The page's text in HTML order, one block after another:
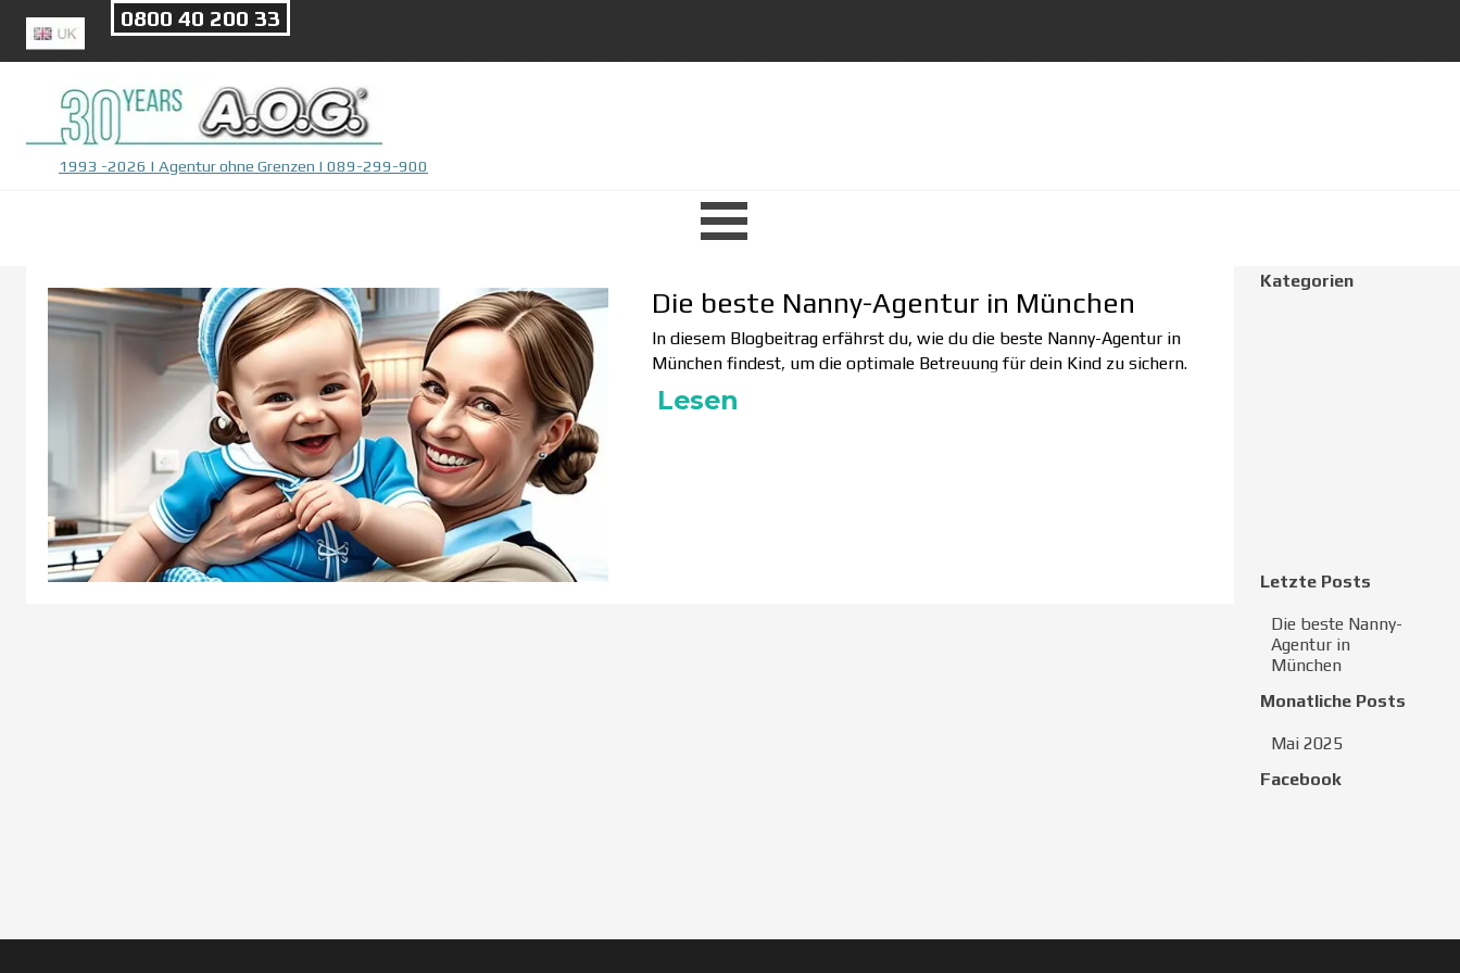
Direkt zum Seiteninhalt0800 40 200 33
1993 -2026 | Agentur ohne Grenzen | 089-299-900
Die beste Nanny-Agentur in München
In diesem Blogbeitrag erfährst du, wie du die beste Nanny-Agentur in
München findest, um die optimale Betreuung für dein Kind zu sichern.
Lesen
Block überspringen Kategorien
Kategorien
Block überspringen Letzte
Letzte Posts
Die beste Nanny-
Agentur in
München
Block überspringen
Monatliche Posts
Mai 2025
Block überspringen Facebook
Facebook